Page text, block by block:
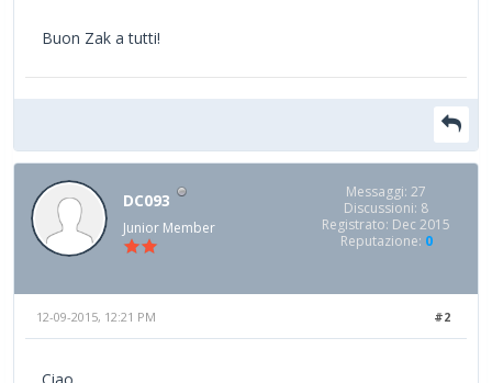
Buon Zak a tutti!
DC093
Junior Member
Messaggi: 27
Discussioni: 8
Registrato: Dec 2015
Reputazione: 0
#2
12-09-2015, 12:21 PM